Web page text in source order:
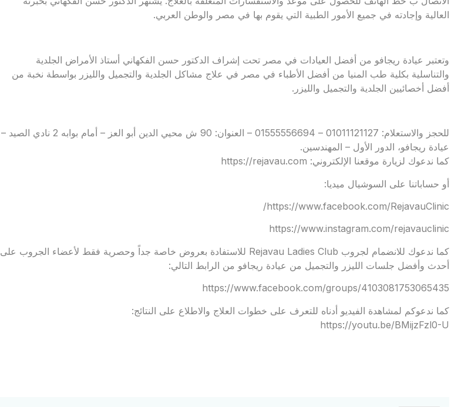
العالية وإجادته في جميع الأمور الطبية التي يقوم بها في مصر والوطن العربي.
وتعتبر عيادة ريجافو من أفضل العيادات في مصر تحت إشراف الدكتور حسن الفكهاني أستاذ الأمراض الجلدية
والتناسلية بكلية طب المنيا من أفضل الأطباء في مصر في علاج مشاكل الجلدية والتجميل والليزر بواسطة نخبة من
أفضل أخصائيين الجلدية والتجميل والليزر.
للحجز والاستعلام: 01011121127 – 01555556694 – العنوان: 90 ش محيي الدين أبو العز – أمام بوابه 2 نادي الصيد –
عيادة ريجافو، الدور الأول – المهندسين.
كما ندعوك لزيارة موقعنا الإلكتروني: https://rejavau.com
أو حساباتنا على السوشيال ميديا:
https://www.facebook.com/RejavauClinic/
https://www.instagram.com/rejavauclinic
كما ندعوك للانضمام لجروب Rejavau Ladies Club للاستفادة بعروض خاصة جداً وحصرية فقط لأعضاء الجروب على
أحدث وأفضل جلسات الليزر والتجميل من عيادة ريجافو من الرابط التالي:
https://www.facebook.com/groups/4103081753065435
كما ندعوكم لمشاهدة الفيديو أدناه للتعرف على خطوات العلاج والاطلاع على النتائج:
https://youtu.be/BMijzFzl0-U